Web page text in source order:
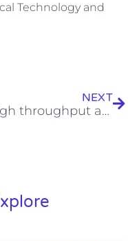
Technology and
NEXT
High throughput analysis of integron gene cassettes in wastewater environments